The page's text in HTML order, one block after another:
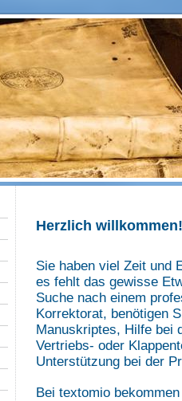
Herzlich willkommen!
Sie haben viel Zeit und
es fehlt das gewisse
Suche nach einem
Korrektorat, benötigen
Manuskriptes, Hilfe bei
Vertriebs- oder
Unterstützung bei der
Bei textomio